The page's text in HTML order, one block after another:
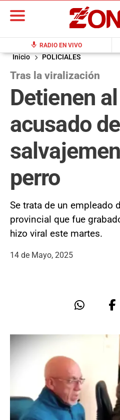
mic RADIO EN VIVO
Inicio POLICIALES
Tras la viralización
Detienen
acusado
perro
Se trata de un empleado
provincial que fue
hizo viral este martes.
14 de Mayo, 2025